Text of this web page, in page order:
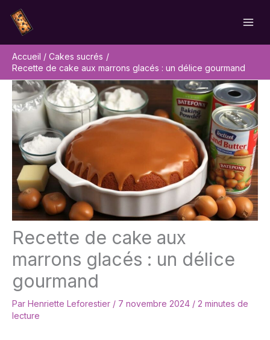
contenu
Accueil
Cakes sucrés
Recette de cake aux marrons glacés : un délice gourmand
Recette de cake aux
marrons glacés : un délice
gourmand
Par Henriette Leforestier / 7 novembre 2024 / 2 minutes de
lecture
Rechercher